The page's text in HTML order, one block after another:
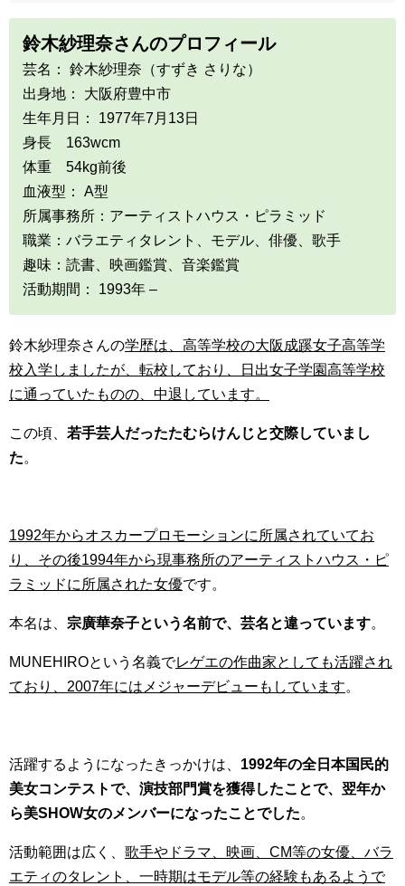
鈴木紗理奈さんのプロフィール
芸名： 鈴木紗理奈（すずき さりな）
出身地： 大阪府豊中市
生年月日： 1977年7月13日
身長 163wcm
体重 54kg前後
血液型： A型
所属事務所：アーティストハウス・ピラミッド
職業：バラエティタレント、モデル、俳優、歌手
趣味：読書、映画鑑賞、音楽鑑賞
活動期間： 1993年 –
鈴木紗理奈さんの学歴は、高等学校の大阪成蹊女子高等学
校入学しましたが、転校しており、日出女子学園高等学校
に通っていたものの、中退しています。
この頃、 若手芸人だったたむらけんじと交際していまし
た。
1992年からオスカープロモーションに所属されていてお
り、その後1994年から現事務所のアーティストハウス・ピ
ラミッドに所属された女優です。
本名は、 宗廣華奈子という名前で、芸名と違っています。
MUNEHIROという名義でレゲエの作曲家としても活躍され
ており、2007年にはメジャーデビューもしています。
活躍するようになったきっかけは、 1992年の全日本国民的
美女コンテストで、演技部門賞を獲得したことで、翌年か
ら美SHOW女のメンバーになったことでした。
活動範囲は広く、 歌手やドラマ、映画、CM等の女優、バラ
エティのタレント、一時期はモデル等の経験もあるようで